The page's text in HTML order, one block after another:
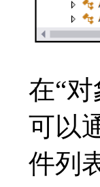
在“
可以
件列